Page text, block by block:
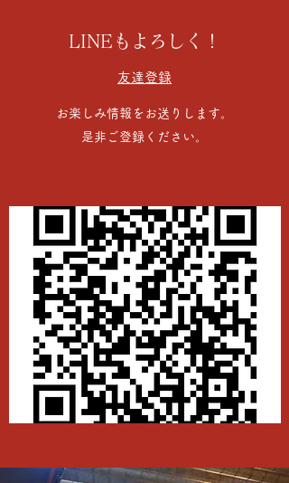
LINEもよろしく！
友達登録
お楽しみ情報をお送りします。
是非ご登録ください。